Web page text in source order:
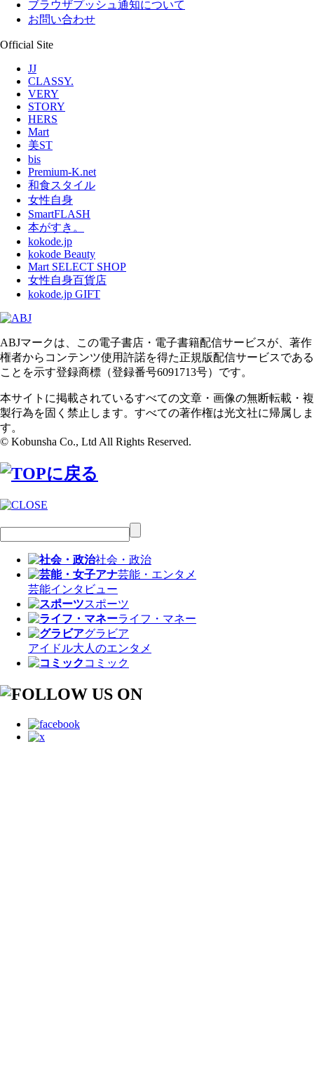
ブラウザプッシュ通知について
お問い合わせ
Official Site
JJ
CLASSY.
VERY
STORY
HERS
Mart
美ST
bis
Premium-K.net
和食スタイル
女性自身
SmartFLASH
本がすき。
kokode.jp
kokode Beauty
Mart SELECT SHOP
女性自身百貨店
kokode.jp GIFT
ABJマークは、この電子書店・電子書籍配信サービスが、著作
権者からコンテンツ使用許諾を得た正規版配信サービスである
ことを示す登録商標（登録番号6091713号）です。
本サイトに掲載されているすべての文章・画像の無断転載・複
製行為を固く禁止します。すべての著作権は光文社に帰属しま
す。
© Kobunsha Co., Ltd All Rights Reserved.
社会・政治
芸能・エンタメ
芸能インタビュー
スポーツ
ライフ・マネー
グラビア
アイドル大人のエンタメ
コミック